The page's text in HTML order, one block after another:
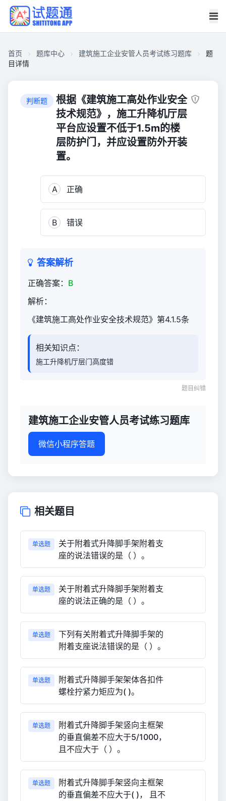
首页 题库中心 建筑施工企业安管人员考试练习题库
题
目详情
判断题
根据《建筑施工高处作业安全
技术规范》，施工升降机厅层
平台应设置不低于1.5m的楼
层防护门，并应设置防外开装
置。
A 正确
B 错误
答案解析
正确答案： B
解析：
《建筑施工高处作业安全技术规范》第4.1.5条
相关知识点：
施工升降机厅层门高度错
题目纠错
建筑施工企业安管人员考试练习题库
微信小程序答题
相关题目
单选题
关于附着式升降脚手架附着支
座的说法错误的是（ ）。
单选题
关于附着式升降脚手架附着支
座的说法正确的是（ ）。
单选题
下列有关附着式升降脚手架的
附着支座说法错误的是（ ）。
单选题
附着式升降脚手架架体各扣件
螺栓拧紧力矩应为( )。
单选题
附着式升降脚手架竖向主框架
的垂直偏差不应大于5/1000，
且不应大于（ ）。
单选题
附着式升降脚手架竖向主框架
的垂直偏差不应大于( )， 且不